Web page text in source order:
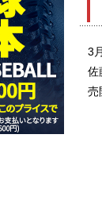
3
佐
売